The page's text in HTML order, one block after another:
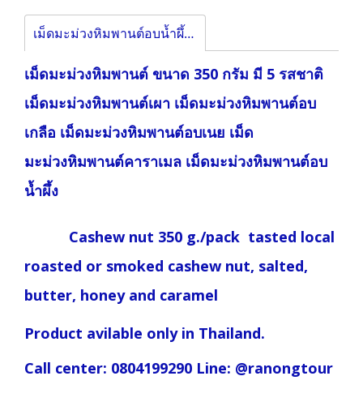
เม็ดมะม่วงหิมพานต์อบน้ำผึ้ง 350 กรัม
เม็ดมะม่วงหิมพานต์ ขนาด 350 กรัม มี 5 รสชาติ
เม็ดมะม่วงหิมพานต์เผา เม็ดมะม่วงหิมพานต์อบ
เกลือ เม็ดมะม่วงหิมพานต์อบเนย เม็ด
มะม่วงหิมพานต์คาราเมล เม็ดมะม่วงหิมพานต์อบ
น้ำผึ้ง
Cashew nut 350 g./pack tasted local
roasted or smoked cashew nut, salted,
butter, honey and caramel
Product avilable only in Thailand.
Call center: 0804199290 Line: @ranongtour